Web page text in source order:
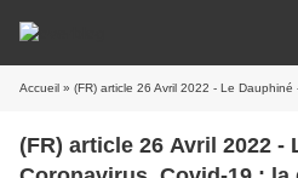
Accueil » (FR) article 26 Avril 2022 - Le Dauphiné - Coronavirus.
(FR) article 26 Avril 2022 -